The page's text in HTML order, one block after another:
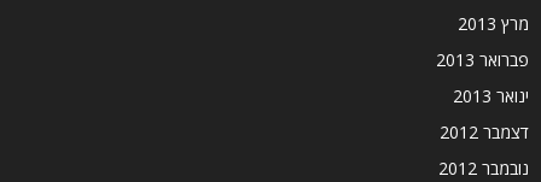
מרץ 2013
פברואר 2013
ינואר 2013
דצמבר 2012
נובמבר 2012